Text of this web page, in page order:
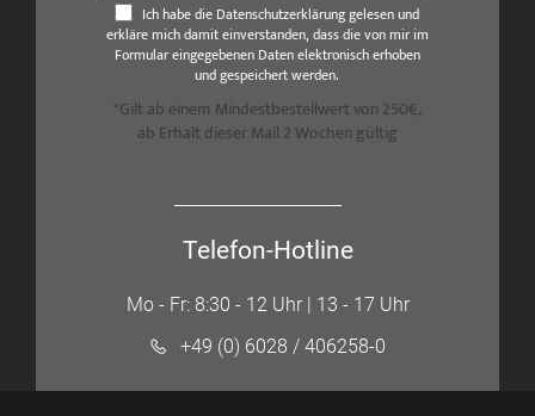
Ich habe die Datenschutzerklärung gelesen und
erkläre mich damit einverstanden, dass die von mir im
Formular eingegebenen Daten elektronisch erhoben
und gespeichert werden.
*Gilt ab einem Mindestbestellwert von 250€,
ab Erhalt dieser Mail 2 Wochen gültig
Telefon-Hotline
Mo - Fr: 8:30 - 12 Uhr | 13 - 17 Uhr
+49 (0) 6028 / 406258-0